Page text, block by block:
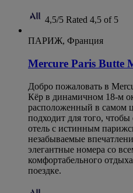
4,5/5 Rated 4,5 of 5
ПАРИЖ, Франция
Mercure Paris Butte
Добро пожаловать в
Кёр в динамичном 18-м
расположенный в самом
подходит для того,
отель с истинным
незабываемые
элегантные номера со
комфортабельного
поездке.